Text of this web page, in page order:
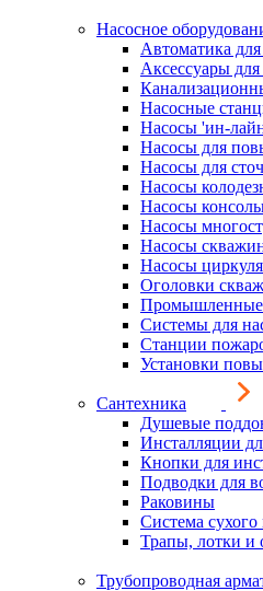
Насосное
Автоматика для
Аксессуары для
Насосные
Насосы 'ин-
Насосы для
Насосы для
Насосы
Насосы
Насосы
Насосы
Насосы
Оголовки
Промышленные
Системы для
Станции
Установки
Сантехника
Душевые
Инсталляции
Кнопки для
Подводки для
Раковины
Система
Трапы, лотки и
Трубопроводная